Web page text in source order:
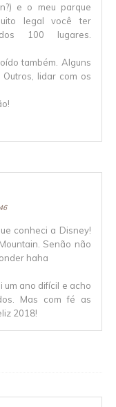
e o meu parque
legal você ter
100 lugares.
também. Alguns
lidar com os
conheci a Disney!
Senão não
haha
um ano difícil e acho
Mas com fé as
2018!